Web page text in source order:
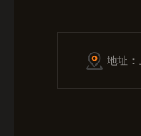
地址